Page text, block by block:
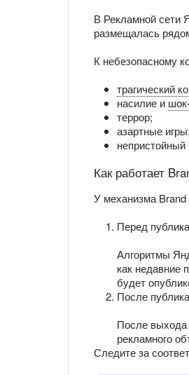
В Рекламной сети
размещалась
К небезопасному
трагический
насилие и
террор;
азартные
непристойный
Как работает
У механизма
Перед
Алгоритмы
как недавние
будет
После
После выхода
рекламного
Следите за